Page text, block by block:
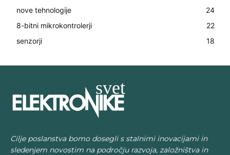
nove tehnologije
24
8-bitni mikrokontrolerji
22
senzorji
18
Cilje poslanstva bomo dosegli s stalnimi inovacijami in
sledenjem novostim na področju razvoja, založništva in